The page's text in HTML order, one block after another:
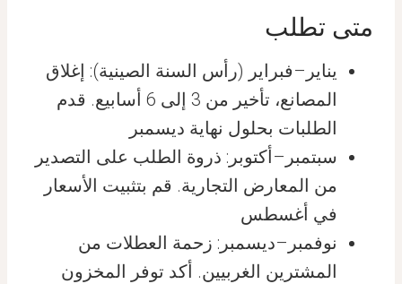
متى تطلب
يناير–فبراير (رأس السنة الصينية): إغلاق
المصانع، تأخير من 3 إلى 6 أسابيع. قدم
الطلبات بحلول نهاية ديسمبر
سبتمبر–أكتوبر: ذروة الطلب على التصدير
من المعارض التجارية. قم بتثبيت الأسعار
في أغسطس
نوفمبر–ديسمبر: زحمة العطلات من
المشترين الغربيين. أكد توفر المخزون